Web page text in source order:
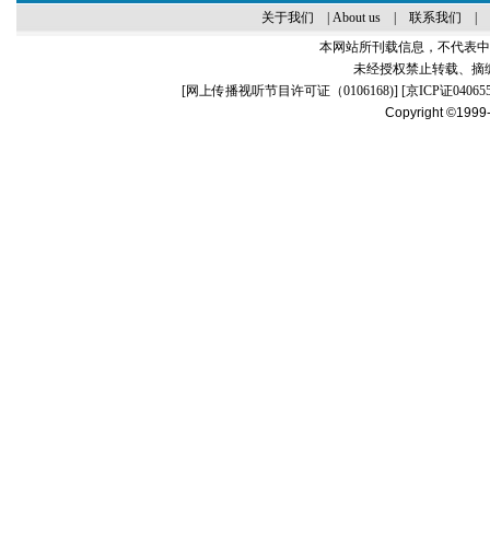
关于我们 About us| 联系我们
本网站所刊载信息，不代表
未经授权禁止转载、摘
[网上传播视听节目许可证（0106168)] [京ICP证
Copyright